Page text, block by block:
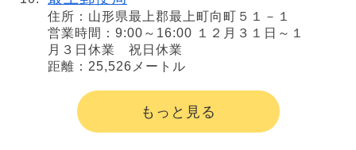
住所：山形県最上郡最上町向町５１－１
営業時間：9:00～16:00 １２月３１日～１
月３日休業 祝日休業
距離：25,526メートル
もっと見る